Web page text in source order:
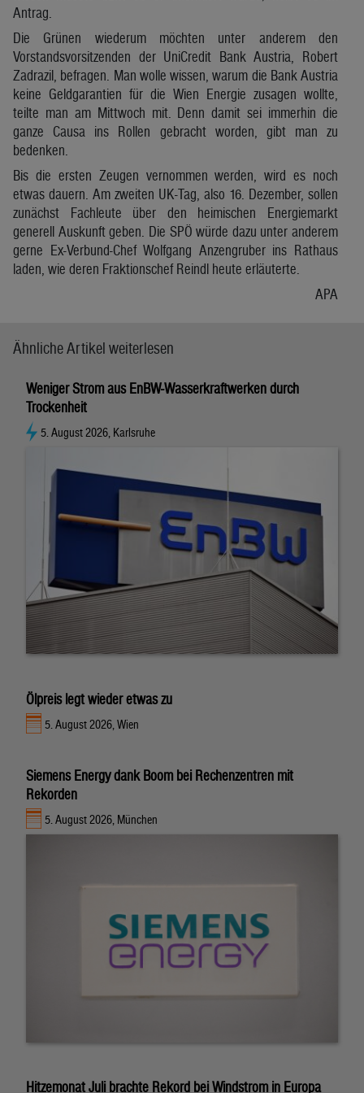
Antrag.
Die Grünen wiederum möchten unter anderem den
Vorstandsvorsitzenden der UniCredit Bank Austria, Robert
Zadrazil, befragen. Man wolle wissen, warum die Bank Austria
keine Geldgarantien für die Wien Energie zusagen wollte,
teilte man am Mittwoch mit. Denn damit sei immerhin die
ganze Causa ins Rollen gebracht worden, gibt man zu
bedenken.
Bis die ersten Zeugen vernommen werden, wird es noch
etwas dauern. Am zweiten UK-Tag, also 16. Dezember, sollen
zunächst Fachleute über den heimischen Energiemarkt
generell Auskunft geben. Die SPÖ würde dazu unter anderem
gerne Ex-Verbund-Chef Wolfgang Anzengruber ins Rathaus
laden, wie deren Fraktionschef Reindl heute erläuterte.
APA
Ähnliche Artikel weiterlesen
Weniger Strom aus EnBW-Wasserkraftwerken durch
Trockenheit
5. August 2026, Karlsruhe
Ölpreis legt wieder etwas zu
5. August 2026, Wien
Siemens Energy dank Boom bei Rechenzentren mit
Rekorden
5. August 2026, München
Hitzemonat Juli brachte Rekord bei Windstrom in Europa